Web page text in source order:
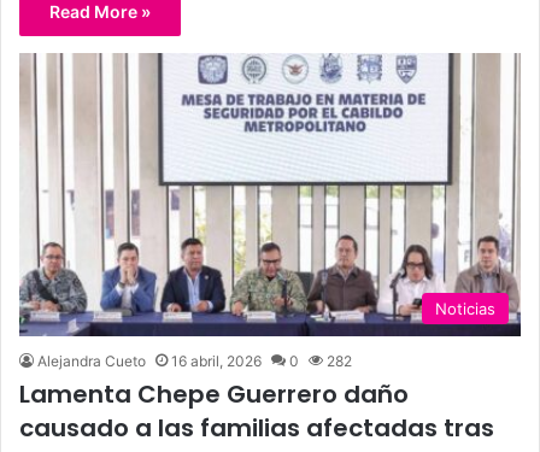
Read More »
Noticias
Alejandra Cueto 16 abril, 2026 0 282
Lamenta Chepe Guerrero daño
causado a las familias afectadas tras